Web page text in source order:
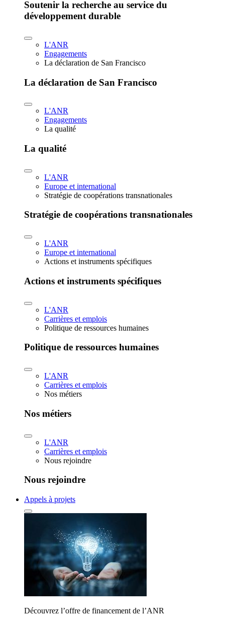
Soutenir la recherche au service du
développement durable
L'ANR
Engagements
La déclaration de San Francisco
La déclaration de San Francisco
L'ANR
Engagements
La qualité
La qualité
L'ANR
Europe et international
Stratégie de coopérations transnationales
Stratégie de coopérations transnationales
L'ANR
Europe et international
Actions et instruments spécifiques
Actions et instruments spécifiques
L'ANR
Carrières et emplois
Politique de ressources humaines
Politique de ressources humaines
L'ANR
Carrières et emplois
Nos métiers
Nos métiers
L'ANR
Carrières et emplois
Nous rejoindre
Nous rejoindre
Appels à projets
Découvrez l’offre de financement de l’ANR